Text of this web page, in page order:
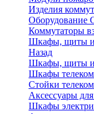
Изделия
Оборудование
Коммутаторы
Шкафы, щиты
Назад
Шкафы, щиты
Шкафы
Стойки
Аксессуары
Шкафы